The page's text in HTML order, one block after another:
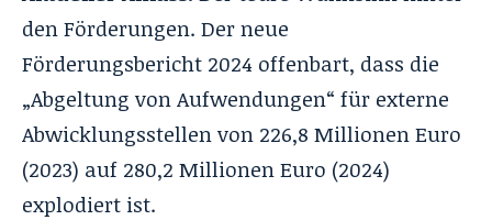
den Förderungen. Der neue
Förderungsbericht 2024 offenbart, dass die
„Abgeltung von Aufwendungen“ für externe
Abwicklungsstellen von 226,8 Millionen Euro
(2023) auf 280,2 Millionen Euro (2024)
explodiert ist.